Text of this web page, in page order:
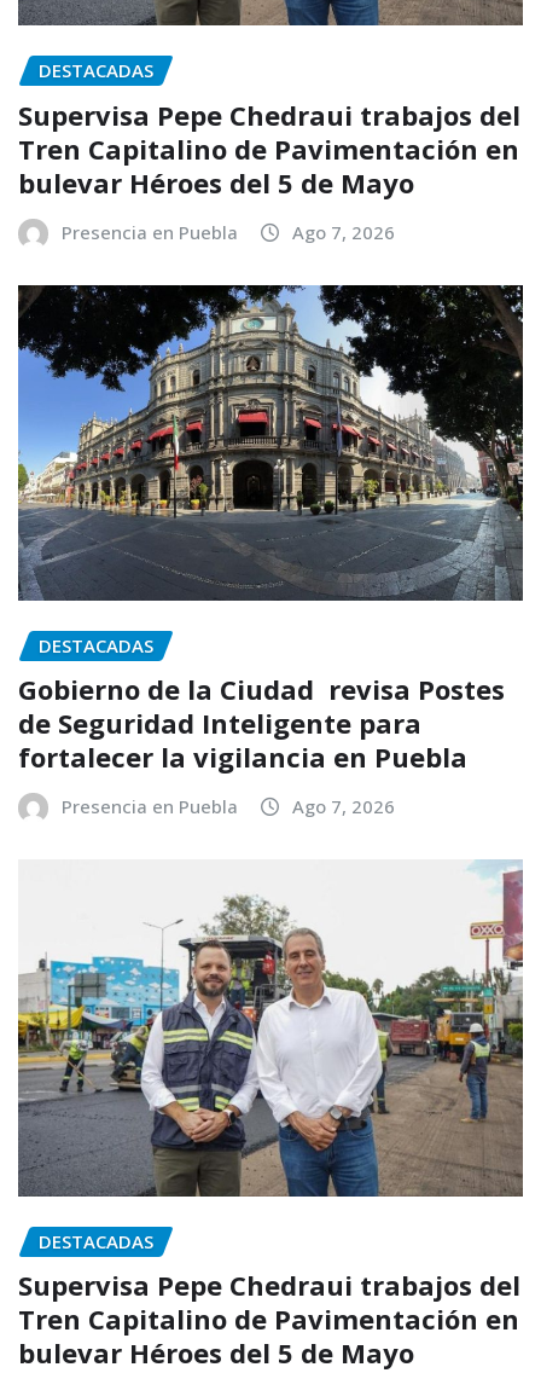
DESTACADAS
Supervisa Pepe Chedraui trabajos del
Tren Capitalino de Pavimentación en
bulevar Héroes del 5 de Mayo
Presencia en Puebla Ago 7, 2026
DESTACADAS
Gobierno de la Ciudad revisa Postes
de Seguridad Inteligente para
fortalecer la vigilancia en Puebla
Presencia en Puebla Ago 7, 2026
DESTACADAS
Supervisa Pepe Chedraui trabajos del
Tren Capitalino de Pavimentación en
bulevar Héroes del 5 de Mayo